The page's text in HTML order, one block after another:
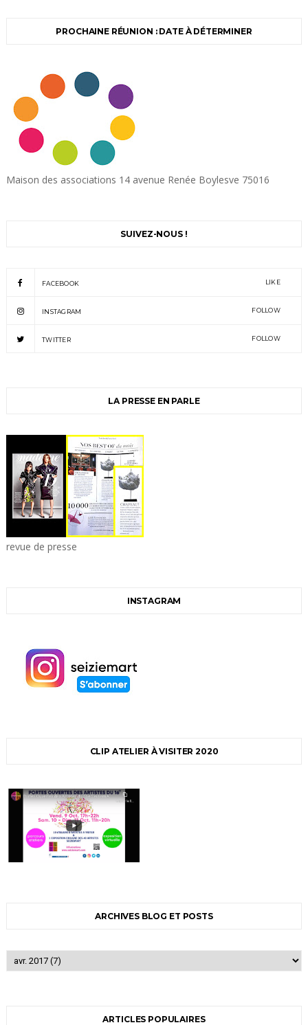
PROCHAINE RÉUNION : DATE À DÉTERMINER
Maison des associations 14 avenue Renée Boylesve 75016
SUIVEZ-NOUS !
FACEBOOK LIKE
INSTAGRAM FOLLOW
TWITTER FOLLOW
LA PRESSE EN PARLE
revue de presse
INSTAGRAM
CLIP ATELIER À VISITER 2020
ARCHIVES BLOG ET POSTS
ARTICLES POPULAIRES